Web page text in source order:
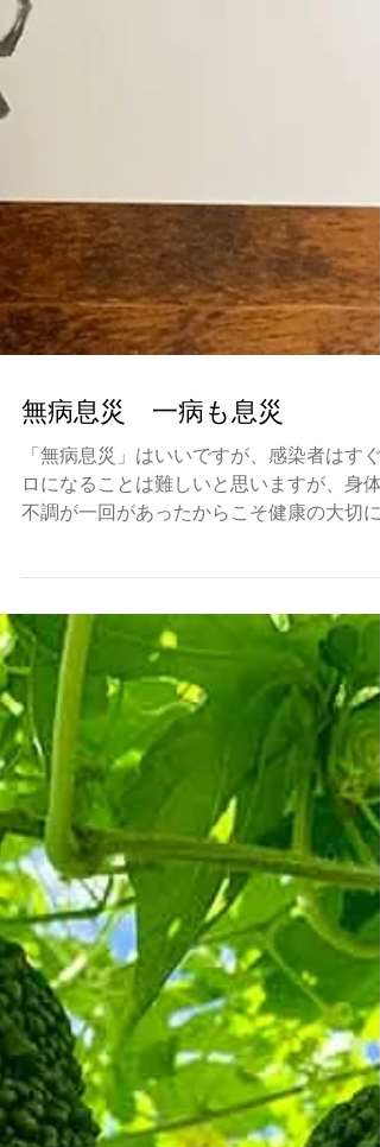
無病息災 一病も息災
不調が一回があったからこそ健康の大切に
りわかり、次の病気を罹らないように予防
行すればいいことになるのではと考え始め
います。「一病息災」ともいい！とにかく
ち込まないで欲しいですね。...